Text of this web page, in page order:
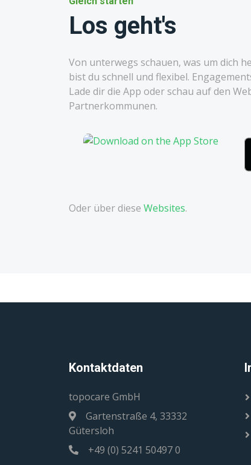
Los geht's
Von unterwegs schauen, was um dich
bist du schnell und flexibel.
Lade dir die App oder schau auf den
Partnerkommunen.
Oder über diese Websites.
Kontaktdaten
topocare GmbH
Gartenstraße 4, 33332
Gütersloh
+49 (0) 5241 50497 0